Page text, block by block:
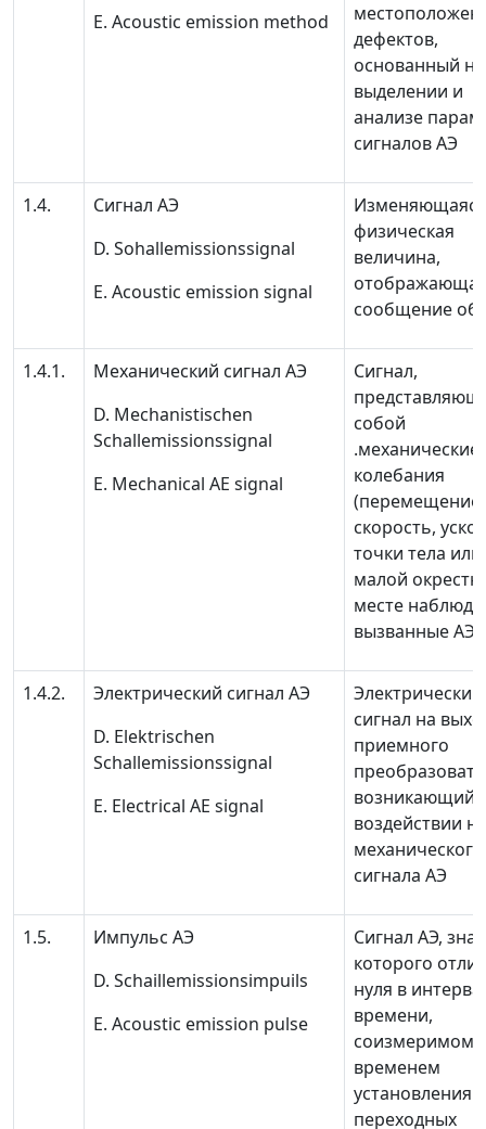
Е. Acoustic emission method
дефектов,
основанный на
выделении и
анализе
сигналов АЭ
1.4.
Сигнал АЭ
D. Sohallemissionssignal
E. Acoustic emission signal
Изменяющаяся
физическая
величина,
сообщение об
1.4.1.
Механический сигнал АЭ
D. Mechanistischen
Schallemissionssignal
E. Mechanical AE signal
Сигнал,
собой
.механические
колебания
(перемещение,
скорость,
точки тела или
малой
месте
вызванные АЭ
1.4.2. Электрический сигнал АЭ
D. Elektrischen
Schallemissionssignal
E. Electrical AE signal
Электрический
сигнал на
приемного
возникающий
воздействии
механического
сигнала АЭ
1.5.
Импульс АЭ
D. Schaillemissionsimpuils
E. Acoustic emission pulse
Сигнал АЭ,
которого
нуля в
времени,
соизмеримом с
временем
установления
переходных